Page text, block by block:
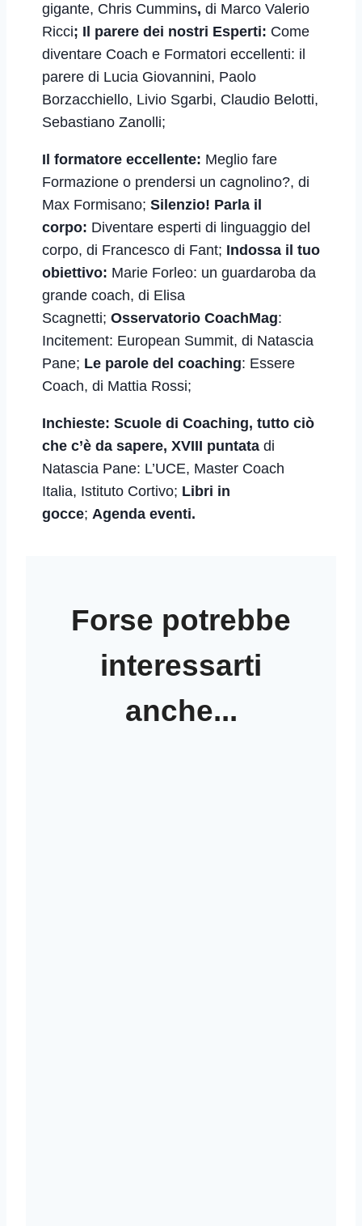
gigante, Chris Cummins, di Marco Valerio
Ricci; Il parere dei nostri Esperti: Come
diventare Coach e Formatori eccellenti: il
parere di Lucia Giovannini, Paolo
Borzacchiello, Livio Sgarbi, Claudio Belotti,
Sebastiano Zanolli;
Il formatore eccellente: Meglio fare
Formazione o prendersi un cagnolino?, di
Max Formisano; Silenzio! Parla il
corpo: Diventare esperti di linguaggio del
corpo, di Francesco di Fant; Indossa il tuo
obiettivo: Marie Forleo: un guardaroba da
grande coach, di Elisa
Scagnetti; Osservatorio CoachMag:
Incitement: European Summit, di Natascia
Pane; Le parole del coaching: Essere
Coach, di Mattia Rossi;
Inchieste: Scuole di Coaching, tutto ciò
che c’è da sapere, XVIII puntata di
Natascia Pane: L’UCE, Master Coach
Italia, Istituto Cortivo; Libri in
gocce; Agenda eventi.
Forse potrebbe
interessarti
anche...